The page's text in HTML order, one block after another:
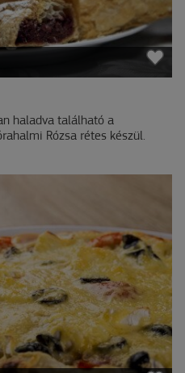
haladva található a
Rózsa rétes készül.